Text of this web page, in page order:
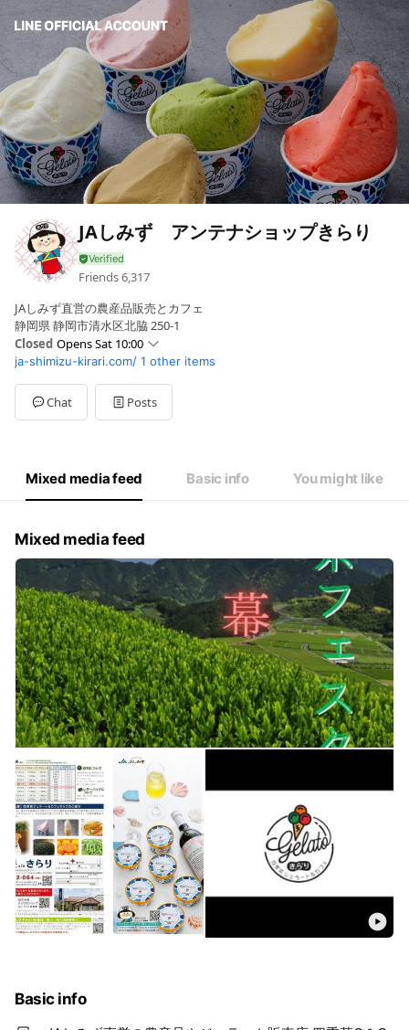
JAしみず アンテナショップきらり
Friends6,317
JAしみず直営の農産品販売とカフェ
静岡県 静岡市清水区北脇 250-1
Closed Opens Sat 10:00
Sun10:00 - 17:00
Mon10:00 - 17:00
Tue00:00 - 00:00
Wed10:00 - 17:00
10:00 - 17:00
オーダーストップ16:30
ja-shimizu-kirari.com/ 1 other items
Chat Posts
Mixed media feed Basic info You might like
Mixed media feed
Basic info